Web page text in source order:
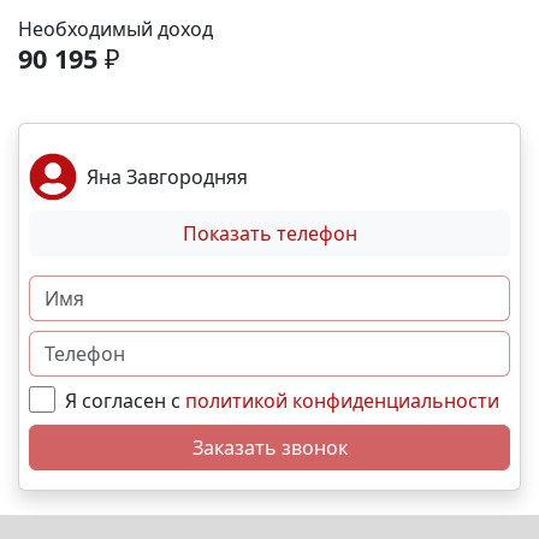
Море и пляж – 40 мин. 🏙️ Центр города – 20 мин. 🌁
Крымский мост – 2:30 мин. Выгодные условия
покупки: • Беспроцентная рассрочка от
Материнский капитал; • Дистанционная покупка. 📞
Свяжитесь с нами прямо сейчас и мы подберем
лучший вариант именно для Вас. N2808
Необходимый доход
90 195 ₽
Яна Завгородняя
Показать телефон
Я согласен с политикой конфиденциальности
Заказать звонок